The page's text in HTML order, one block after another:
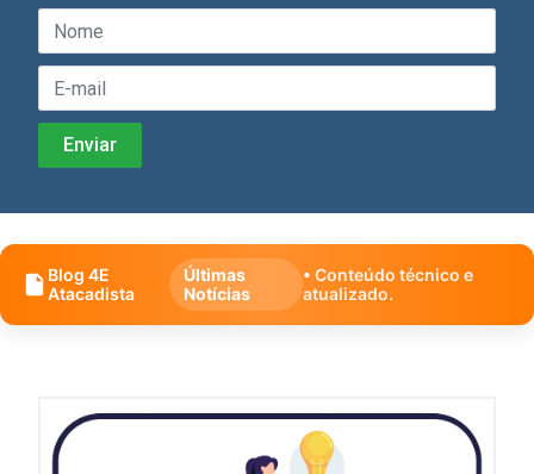
Blog 4E
Atacadista
Últimas
Notícias
• Conteúdo técnico e
atualizado.